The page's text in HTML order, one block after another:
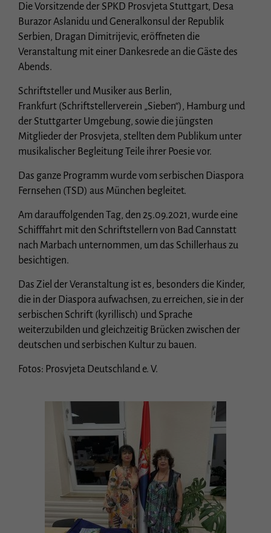
Die Vorsitzende der SPKD Prosvjeta Stuttgart, Desa
Burazor Aslanidu und Generalkonsul der Republik
Serbien, Dragan Dimitrijevic, eröffneten die
Veranstaltung mit einer Dankesrede an die Gäste des
Abends.
Schriftsteller und Musiker aus Berlin,
Frankfurt (Schriftstellerverein „Sieben“), Hamburg und
der Stuttgarter Umgebung, sowie die jüngsten
Mitglieder der Prosvjeta, stellten dem Publikum unter
musikalischer Begleitung Teile ihrer Poesie vor.
Das ganze Programm wurde vom serbischen Diaspora
Fernsehen (TSD) aus München begleitet.
Am darauffolgenden Tag, den 25.09.2021, wurde eine
Schifffahrt mit den Schriftstellern von Bad Cannstatt
nach Marbach unternommen, um das Schillerhaus zu
besichtigen.
Das Ziel der Veranstaltung ist es, besonders die Kinder,
die in der Diaspora aufwachsen, zu erreichen, sie in der
serbischen Schrift (kyrillisch) und Sprache
weiterzubilden und gleichzeitig Brücken zwischen der
deutschen und serbischen Kultur zu bauen.
Fotos: Prosvjeta Deutschland e. V.
Essenzielle Cookies ermöglichen grundlegende Funktionen und sind für die
einwandfreie Funktion der Website erforderlich.
Cookie-Informationen anzeigen
Statistiken (1)
Statistik Cookies erfassen Informationen anonym. Diese Informationen helfen uns
zu verstehen, wie unsere Besucher unsere Website nutzen.
Cookie-Informationen anzeigen
Externe Medien (3)
standardmäßig blockiert. Wenn Cookies von externen Medien akzeptiert werden,
bedarf der Zugriff auf diese Inhalte keiner manuellen Einwilligung mehr.